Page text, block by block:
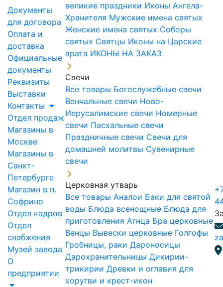
Документы
для договора
Оплата и
доставка
Официальные
документы
Реквизиты
Выставки
Контакты
Отдел продаж
Магазины в
Москве
Магазины в
Санкт-
Петербурге
Магазин в п.
Софрино
Отдел кадров
Отдел
снабжения
Музей завода
О
предприятии
великие праздники Иконы Ангела-
Хранителя Мужские имена святых
Женские имена святых Соборы
святых Святцы Иконы на Царские
врата ИКОНЫ НА ЗАКАЗ
Свечи
Все товары Богослужебные свечи
Венчальные свечи Ново-
Иерусалимские свечи Номерные
свечи Пасхальные свечи
Праздничные свечи Свечи для
домашней молитвы Сувенирные
свечи
Церковная утварь
Все товары Аналои Баки для святой
воды Блюда всенощные Блюда для
приготовления Агнца Бра церковные
Венцы Вывески церковные Голгофы
Гробницы, раки Дароносицы
Дарохранительницы Дикирии-
трикирии Древки и оглавия для
хоругви и крест-икон